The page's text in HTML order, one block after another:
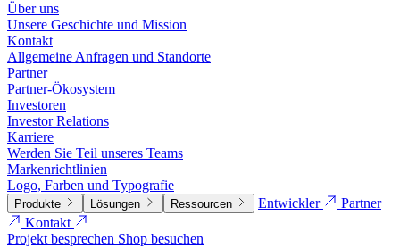
Über uns
Unsere Geschichte und Mission
Kontakt
Allgemeine Anfragen und Standorte
Partner
Partner-Ökosystem
Investoren
Investor Relations
Karriere
Werden Sie Teil unseres Teams
Markenrichtlinien
Logo, Farben und Typografie
Produkte Lösungen Ressourcen Entwickler
Partner
Kontakt
Projekt besprechen Shop besuchen